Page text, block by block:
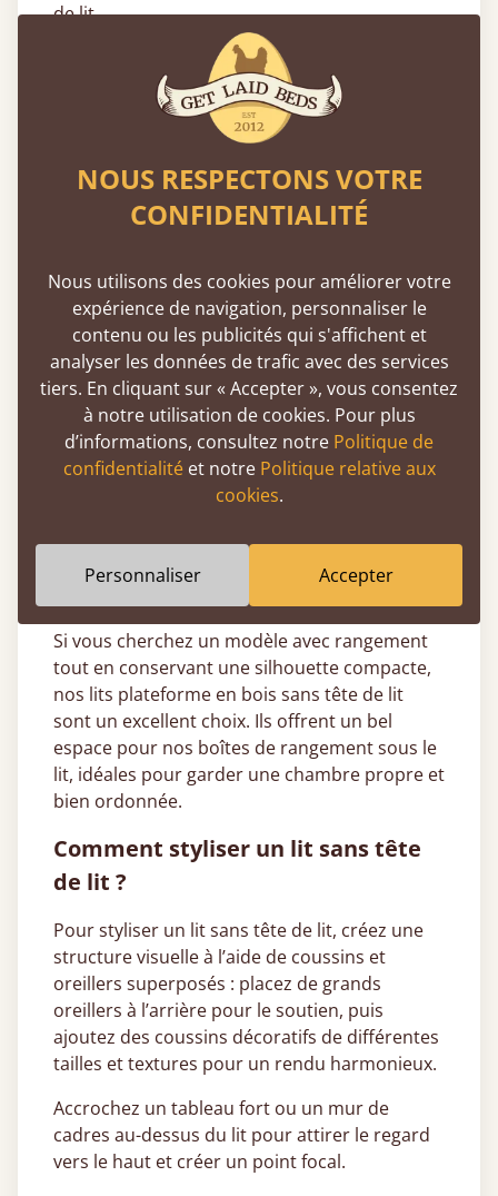
de lit.
Quels styles de lits sans tête de lit
sont disponibles ?
Notre gamme de lits sans tête de lit se décline
en différentes tailles, finitions et styles, pour
s’adapter à tous les goûts et à tous les
trouverez un modèle adapté à vos besoins.
Et si vous recherchez un lit totalement
personnalisé, notre service de fabrication sur
mesure vous permet de choisir la taille exacte
qui correspond à votre espace nuit.
Sans tête de lit, nos lits bas en bois sont
idéaux pour les combles ou les chambres avec
optimisent la hauteur disponible. En les
plaçant contre un mur, vous gagnez encore
Si vous cherchez un modèle avec rangement
tout en conservant une silhouette compacte,
nos lits plateforme en bois sans tête de lit
sont un excellent choix. Ils offrent un bel
espace pour nos boîtes de rangement sous le
lit, idéales pour garder une chambre propre et
bien ordonnée.
Comment styliser un lit sans tête
de lit ?
Pour styliser un lit sans tête de lit, créez une
structure visuelle à l’aide de coussins et
oreillers superposés : placez de grands
oreillers à l’arrière pour le soutien, puis
ajoutez des coussins décoratifs de différentes
tailles et textures pour un rendu harmonieux.
Accrochez un tableau fort ou un mur de
cadres au-dessus du lit pour attirer le regard
vers le haut et créer un point focal.
NOUS RESPECTONS VOTRE
CONFIDENTIALITÉ
Nous utilisons des cookies pour améliorer votre
expérience de navigation, personnaliser le
contenu ou les publicités qui s'affichent et
analyser les données de trafic avec des services
tiers. En cliquant sur « Accepter », vous consentez
à notre utilisation de cookies. Pour plus
d’informations, consultez notre Politique de
confidentialitéet notre Politique relative aux
cookies.
Personnaliser Accepter